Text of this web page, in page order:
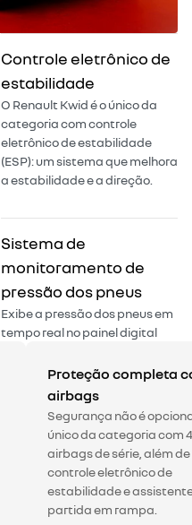
Controle eletrônico de
estabilidade
O Renault Kwid é o único da
categoria com controle
eletrônico de estabilidade
(ESP): um sistema que melhora
a estabilidade e a direção.
Sistema de
monitoramento de
pressão dos pneus
Exibe a pressão dos pneus em
tempo real no painel digital
Proteção completa
airbags
Segurança não é
único da categoria com 4
airbags de série, além de
controle eletrônico de
estabilidade e
partida em rampa.